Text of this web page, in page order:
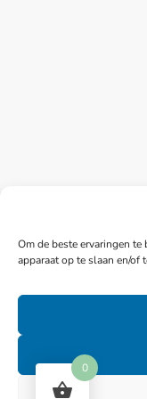
Om de beste ervaringen
apparaat op te slaan en/of
0